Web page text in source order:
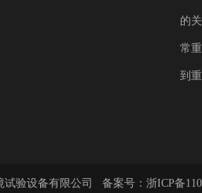
的
常
到
试验设备有限公司 备案号： 浙ICP备